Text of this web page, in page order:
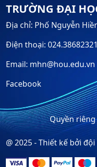
TRƯỜNG ĐẠI
Địa chỉ: Phố Nguyễn
Điện thoại: 024.38682321
Email: mhn@hou.edu.vn
Facebook
Quyền
@ 2025 - Thiết kế bởi